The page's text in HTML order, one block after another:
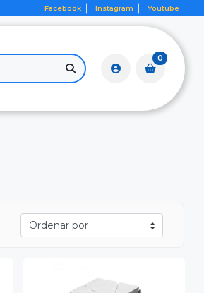
Facebook Instagram Youtube
0